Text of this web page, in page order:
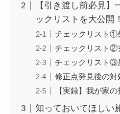
【引き渡し前必見】
ックリストを大公開！
チェックリスト①
チェックリスト②
チェックリスト③
修正点発見後の対
【実録】我が家
知っておいてほしい